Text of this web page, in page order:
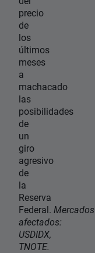
precio
de
los
últimos
meses
a
machacado
las
posibilidades
de
un
giro
agresivo
de
la
Reserva
Federal. Mercados
afectados:
USDIDX,
TNOTE.